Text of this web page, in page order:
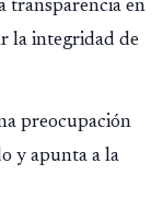
transparencia en
la integridad de
preocupación
y apunta a la